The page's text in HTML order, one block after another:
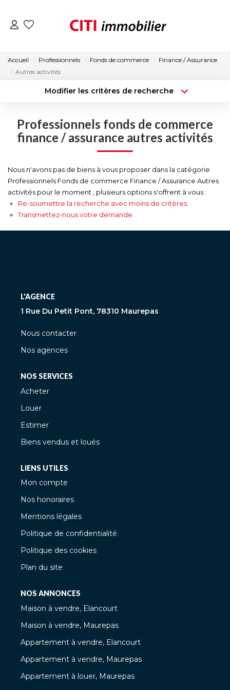
NOS AGENCES
ACTUALITÉS
CONTACT
Accueil Professionnels Fonds de commerce
Finance / Assurance
Autres activités
Modifier les critères de recherche
Sélectionnez...
Type de bien
Surface min
Créer une alerte
Professionnels fonds de commerce
finance / assurance autres activités
Nous n'avons pas de biens à vous proposer dans la catégorie
Professionnels Fonds de commerce Finance / Assurance Autres
activités pour le moment , plusieurs options s'offrent à vous :
Re-soumettre la recherche avec moins de critères.
Transmettez-nous votre demande
L'AGENCE
1 Rue Du Petit Pont, 78310 Maurepas
Nous contacter
Nos agences
NOS SERVICES
Acheter
Louer
Estimer
Biens vendus et loués
LIENS UTILES
Mon compte
Nos honoraires
Mentions légales
Politique de confidentialité
Politique des cookies
Plan du site
NOS ANNONCES
Maison à vendre, Elancourt
Maison à vendre, Maurepas
Appartement à vendre, Elancourt
Appartement à vendre, Maurepas
Appartement à louer, Maurepas